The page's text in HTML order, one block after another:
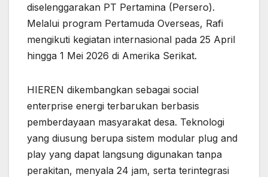
diselenggarakan PT Pertamina (Persero).
Melalui program Pertamuda Overseas, Rafi
mengikuti kegiatan internasional pada 25 April
hingga 1 Mei 2026 di Amerika Serikat.
HIEREN dikembangkan sebagai social
enterprise energi terbarukan berbasis
pemberdayaan masyarakat desa. Teknologi
yang diusung berupa sistem modular plug and
play yang dapat langsung digunakan tanpa
perakitan, menyala 24 jam, serta terintegrasi